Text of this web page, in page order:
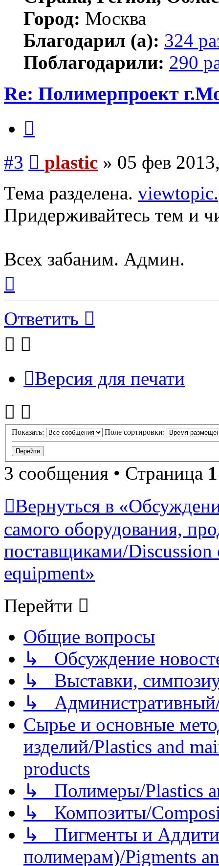
Город: Москва
Благодарил (а): 324
Поблагодарили: 290
Re: Полимерпроект
#3 plastic » 05 фев
Тема разделена.
Придерживайтесь тем и
Всех забаним. Админ.
началу
Ответить
Версия для печати
Показать: Поле сортировки:
3 сообщения • Страница 1
Вернуться в
самого оборудования,
поставщиками/Discussion
equipment»
Перейти
Общие вопросы
↳ Обсуждение
↳ Выставки,
↳
Сырье и основные
изделий/Plastics and
products
↳ Полимеры/Plastics
↳ Композиты/
↳ Пигменты и
полимерам)/Pigments